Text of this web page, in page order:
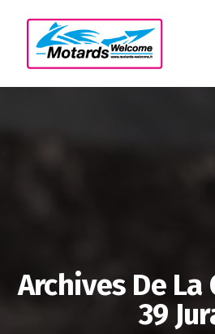
contenu
Archives De La
39